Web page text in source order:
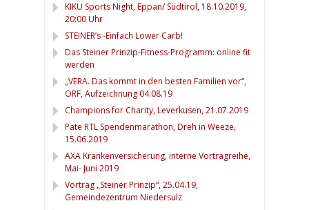
KIKU Sports Night, Eppan/ Südtirol, 18.10.2019,
20:00 Uhr
STEINER’s -Einfach Lower Carb!
Das Steiner Prinzip-Fitness-Programm: online fit
werden
„VERA. Das kommt in den besten Familien vor“,
ORF, Aufzeichnung 04.08.19
Champions for Charity, Leverkusen, 21.07.2019
Pate RTL Spendenmarathon, Dreh in Weeze,
15.06.2019
AXA Krankenversicherung, interne Vortragreihe,
Mai- Juni 2019
Vortrag „Steiner Prinzip“, 25.04.19,
Gemeindezentrum Niedersulz